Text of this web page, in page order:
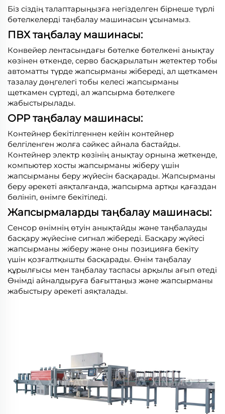
Біз сіздің талаптарыңызға негізделген бірнеше түрлі
бөтелкелерді таңбалау машинасын ұсынамыз.
ПВХ таңбалау машинасы:
Конвейер лентасындағы бөтелке бөтелкені анықтау
көзінен өткенде, серво басқарылатын жетектер тобы
автоматты түрде жапсырманы жібереді, ал щеткамен
тазалау дөңгелегі тобы келесі жапсырманы
щеткамен сүртеді, ал жапсырма бөтелкеге
жабыстырылады.
OPP таңбалау машинасы:
Контейнер бекітілгеннен кейін контейнер
белгіленген жолға сәйкес айнала бастайды.
Контейнер электр көзінің анықтау орнына жеткенде,
компьютер хосты жапсырманы жіберу үшін
жапсырманы беру жүйесін басқарады. Жапсырманы
беру әрекеті аяқталғанда, жапсырма артқы қағаздан
бөлініп, өнімге бекітіледі.
Жапсырмаларды таңбалау машинасы:
Сенсор өнімнің өтуін анықтайды және таңбалауды
басқару жүйесіне сигнал жібереді. Басқару жүйесі
жапсырманы жіберу және оны позицияға бекіту
үшін қозғалтқышты басқарады. Өнім таңбалау
құрылғысы мен таңбалау таспасы арқылы ағып өтеді
Өнімді айналдыруға бағыттаңыз және жапсырманы
жабыстыру әрекеті аяқталады.